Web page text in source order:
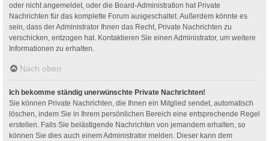
oder nicht angemeldet, oder die Board-Administration hat Private
Nachrichten für das komplette Forum ausgeschaltet. Außerdem könnte es
sein, dass der Administrator Ihnen das Recht, Private Nachrichten zu
verschicken, entzogen hat. Kontaktieren Sie einen Administrator, um weitere
Informationen zu erhalten.
Nach oben
Ich bekomme ständig unerwünschte Private Nachrichten!
Sie können Private Nachrichten, die Ihnen ein Mitglied sendet, automatisch
löschen, indem Sie in Ihrem persönlichen Bereich eine entsprechende Regel
erstellen. Falls Sie belästigende Nachrichten von jemandem erhalten, so
können Sie dies auch einem Administrator melden. Dieser kann dem